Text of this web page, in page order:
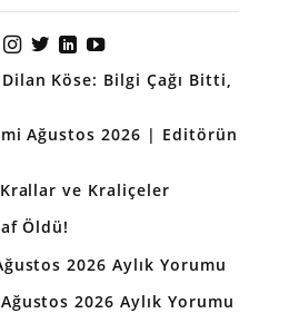
Köse: Bilgi Çağı Bitti,
Ağustos 2026 | Editörün
ve Kraliçeler
Öldü!
2026 Aylık Yorumu
2026 Aylık Yorumu